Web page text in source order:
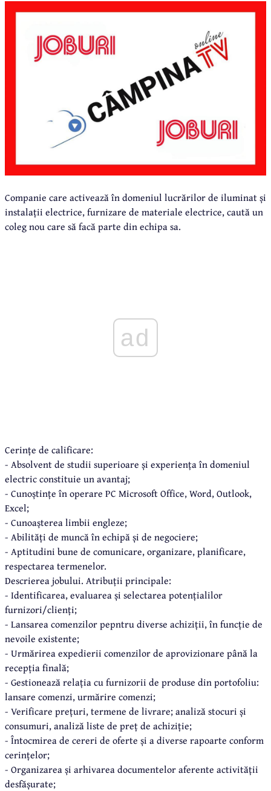
Companie care activează în domeniul lucrărilor de iluminat și
instalații electrice, furnizare de materiale electrice, caută un
coleg nou care să facă parte din echipa sa.
ad
Cerințe de calificare:
- Absolvent de studii superioare și experiența în domeniul
electric constituie un avantaj;
- Cunoștințe în operare PC Microsoft Office, Word, Outlook,
Excel;
- Cunoașterea limbii engleze;
- Abilități de muncă în echipă și de negociere;
- Aptitudini bune de comunicare, organizare, planificare,
respectarea termenelor.
Descrierea jobului. Atribuții principale:
- Identificarea, evaluarea și selectarea potențialilor
furnizori/clienți;
- Lansarea comenzilor pepntru diverse achiziții, în funcție de
nevoile existente;
- Urmărirea expedierii comenzilor de aprovizionare până la
recepția finală;
- Gestionează relația cu furnizorii de produse din portofoliu:
lansare comenzi, urmărire comenzi;
- Verificare prețuri, termene de livrare; analiză stocuri și
consumuri, analiză liste de preț de achiziție;
- Întocmirea de cereri de oferte și a diverse rapoarte conform
cerințelor;
- Organizarea și arhivarea documentelor aferente activității
desfășurate;